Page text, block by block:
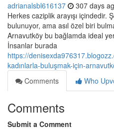
adrianalsbl616137 307 days
Herkes caziplik arayışı içindedir.
bulunuyor, ama asıl özel biri
Arnavutköy bu bağlamda ideal yer
İnsanlar burada
https://
kadınlarla-buluşmak-için-
Comments
Who
Comments
Submit a Comment